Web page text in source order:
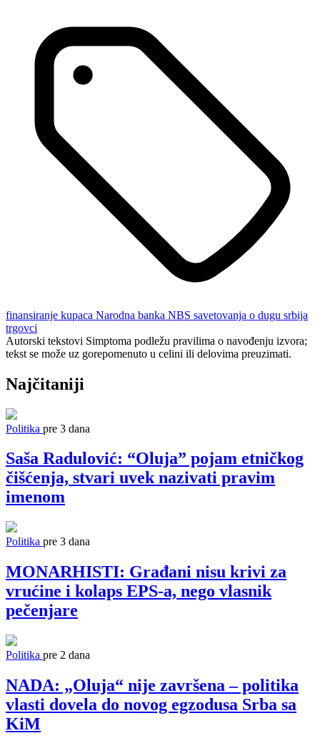
finansiranje kupaca Narodna banka NBS savetovanja o dugu srbija
trgovci
Autorski tekstovi Simptoma podležu pravilima o navođenju izvora;
tekst se može uz gorepomenuto u celini ili delovima preuzimati.
Najčitaniji
Politika pre 3 dana
Saša Radulović: “Oluja” pojam etničkog
čišćenja, stvari uvek nazivati pravim
imenom
Politika pre 3 dana
MONARHISTI: Građani nisu krivi za
vrućine i kolaps EPS-a, nego vlasnik
pečenjare
Politika pre 2 dana
NADA: „Oluja“ nije završena – politika
vlasti dovela do novog egzodusa Srba sa
KiM